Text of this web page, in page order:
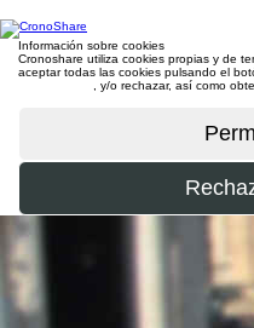
Información sobre cookies
Cronoshare utiliza cookies propias y de
aceptar todas las cookies pulsando el
, y/o rechazar, así como